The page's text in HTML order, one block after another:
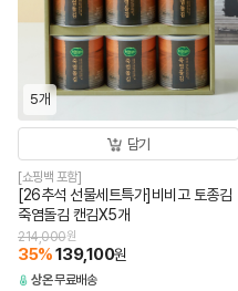
5개
담기
[쇼핑백 포함]
[26추석 선물세트특가]비비고 토종김
죽염돌김 캔김X5개
214,000원
35%139,100원
상온무료배송